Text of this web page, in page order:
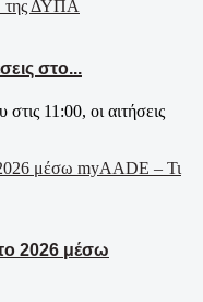
στο...
11:00, οι αιτήσεις
2026 μέσω